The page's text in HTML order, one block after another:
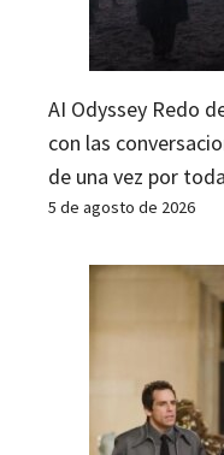
AI Odyssey Redo
con las
de una vez por
5 de agosto de 2026